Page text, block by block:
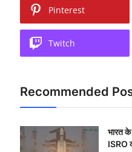
Pinterest
Twitch
Recommended
भारत के
ISRO